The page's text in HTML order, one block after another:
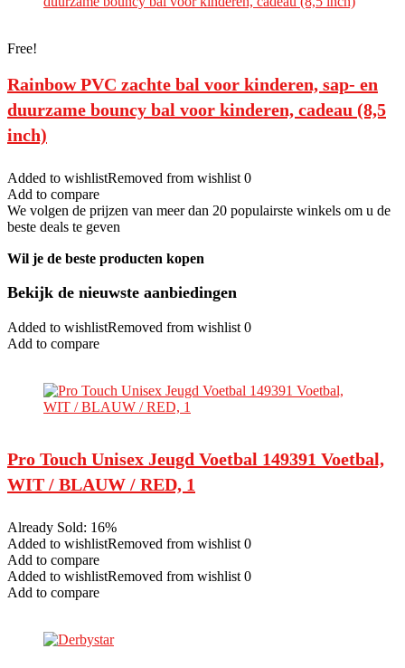
Free!
Rainbow PVC zachte bal voor kinderen, sap- en
duurzame bouncy bal voor kinderen, cadeau (8,5
inch)
Added to wishlistRemoved from wishlist 0
Add to compare
We volgen de prijzen van meer dan 20 populairste winkels om u de
beste deals te geven
Wil je de beste producten kopen
Bekijk de nieuwste aanbiedingen
Added to wishlistRemoved from wishlist 0
Add to compare
Pro Touch Unisex Jeugd Voetbal 149391 Voetbal,
WIT / BLAUW / RED, 1
Already Sold: 16%
Added to wishlistRemoved from wishlist 0
Add to compare
Added to wishlistRemoved from wishlist 0
Add to compare